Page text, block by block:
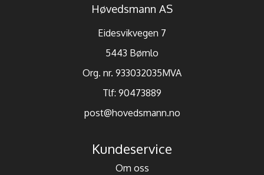
Høvedsmann AS
Eidesvikvegen 7
5443 Bømlo
Org. nr. 933032035MVA
Tlf: 90473889
post@hovedsmann.no
Kundeservice
Om oss